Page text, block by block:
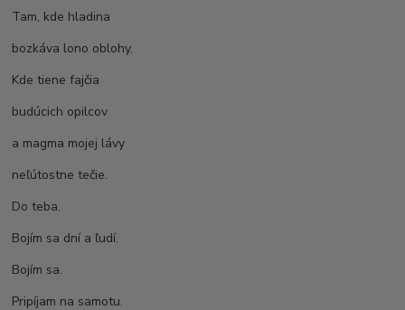
Tam, kde hladina
bozkáva lono oblohy.
Kde tiene fajčia
budúcich opilcov
a magma mojej lávy
neľútostne tečie.
Do teba.
Bojím sa dní a ľudí.
Bojím sa.
Pripíjam na samotu.